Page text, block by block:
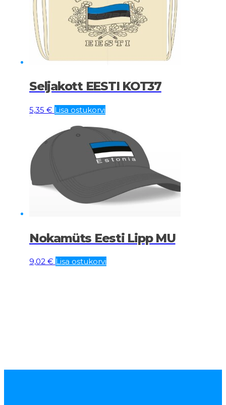
Seljakott EESTI KOT37
5,35 € Lisa ostukorvi
Nokamüts Eesti Lipp MU
9,02 € Lisa ostukorvi